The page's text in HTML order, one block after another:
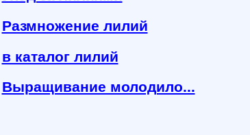
Размножение лилий
в каталог лилий
Выращивание молодило...